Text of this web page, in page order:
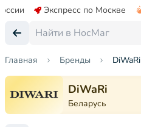
Экспресс по Москве
Главная Бренды DiWaRi
DiWaRi
Беларусь